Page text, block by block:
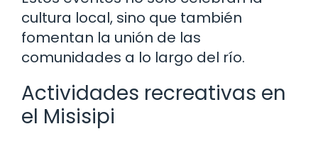
cultura local, sino que también
fomentan la unión de las
comunidades a lo largo del río.
Actividades recreativas en
el Misisipi